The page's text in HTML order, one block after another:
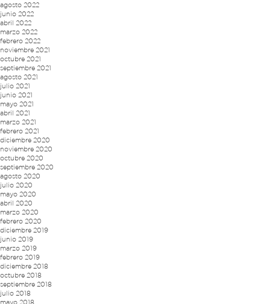
agosto 2022
junio 2022
abril 2022
marzo 2022
febrero 2022
noviembre 2021
octubre 2021
septiembre 2021
agosto 2021
julio 2021
junio 2021
mayo 2021
abril 2021
marzo 2021
febrero 2021
diciembre 2020
noviembre 2020
octubre 2020
septiembre 2020
agosto 2020
julio 2020
mayo 2020
abril 2020
marzo 2020
febrero 2020
diciembre 2019
junio 2019
marzo 2019
febrero 2019
diciembre 2018
octubre 2018
septiembre 2018
julio 2018
mayo 2018